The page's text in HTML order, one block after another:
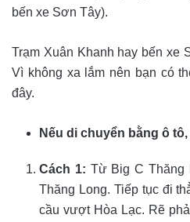
bến xe Sơn Tây).
Trạm Xuân Khanh hay bến xe
Vì không xa lắm nên bạn có
đây.
Nếu di chuyển bằng ô tô,
Cách 1: Từ Big C
Thăng Long. Tiếp tục đi
cầu vượt Hòa Lạc. Rẽ